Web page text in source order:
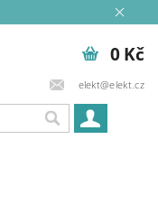
elekt@elekt.cz
0 Kč